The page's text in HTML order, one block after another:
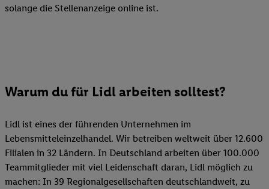
solange die Stellenanzeige online ist.
Warum du für Lidl arbeiten solltest?
Lidl ist eines der führenden Unternehmen im
Lebensmitteleinzelhandel. Wir betreiben weltweit über 12.600
Filialen in 32 Ländern. In Deutschland arbeiten über 100.000
Teammitglieder mit viel Leidenschaft daran, Lidl möglich zu
machen: In 39 Regionalgesellschaften deutschlandweit, zu